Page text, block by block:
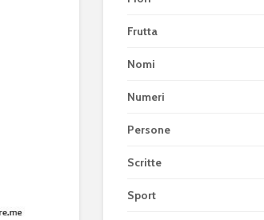
Frutta
Nomi
Numeri
Persone
Scritte
Sport